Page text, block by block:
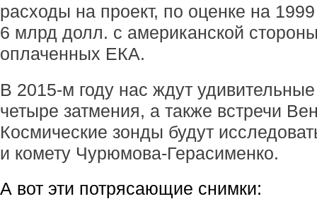
расходы на проект, по оценке на
6 млрд долл. с американской
оплаченных ЕКА.
В 2015-м году нас ждут
четыре затмения, а также встречи
Космические зонды будут
и комету Чурюмова-Герасименко.
А вот эти потрясающие снимки: